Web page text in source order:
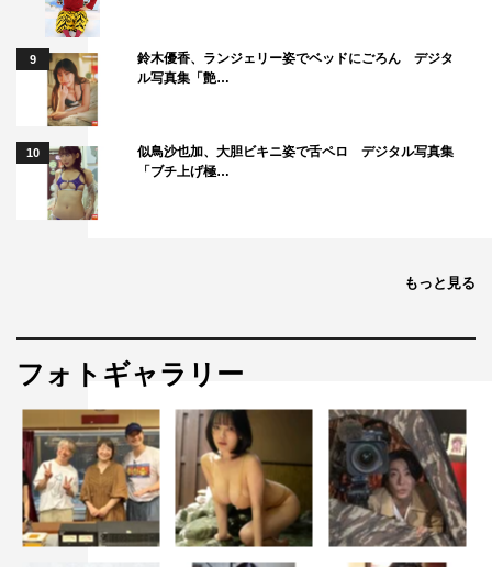
9
鈴木優香、ランジェリー姿でベッドにごろん デジタ
ル写真集「艶…
10
似鳥沙也加、大胆ビキニ姿で舌ペロ デジタル写真集
「ブチ上げ極…
もっと見る
フォトギャラリー